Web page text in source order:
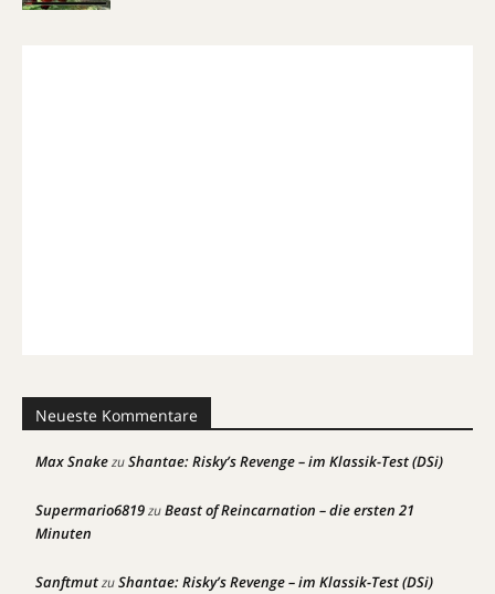
Neueste Kommentare
Max SnakezuShantae: Risky’s Revenge – im Klassik-Test (DSi)
Supermario6819zuBeast of Reincarnation – die ersten 21
Minuten
SanftmutzuShantae: Risky’s Revenge – im Klassik-Test (DSi)